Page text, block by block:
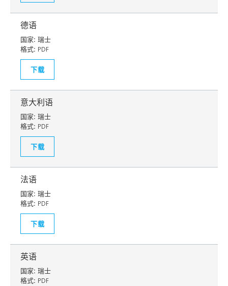
德语
国家: 瑞士
格式: PDF
下载
意大利语
国家: 瑞士
格式: PDF
下载
法语
国家: 瑞士
格式: PDF
下载
英语
国家: 瑞士
格式: PDF